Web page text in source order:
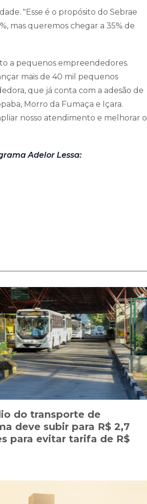
"Esse é o propósito do Sebrae
mas queremos chegar a 35% de
a pequenos empreendedores.
mais de 40 mil pequenos
que já conta com a adesão de
Morro da Fumaça e Içara.
nosso atendimento e melhorar o
Adelor Lessa:
do transporte de
deve subir para R$ 2,7
para evitar tarifa de R$